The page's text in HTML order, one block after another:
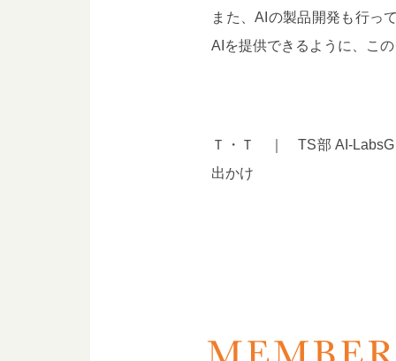
また、AIの製品開発も行っ
AIを提供できるように、こ
Ｔ・Ｔ ｜ TS部 AI-
出かけ